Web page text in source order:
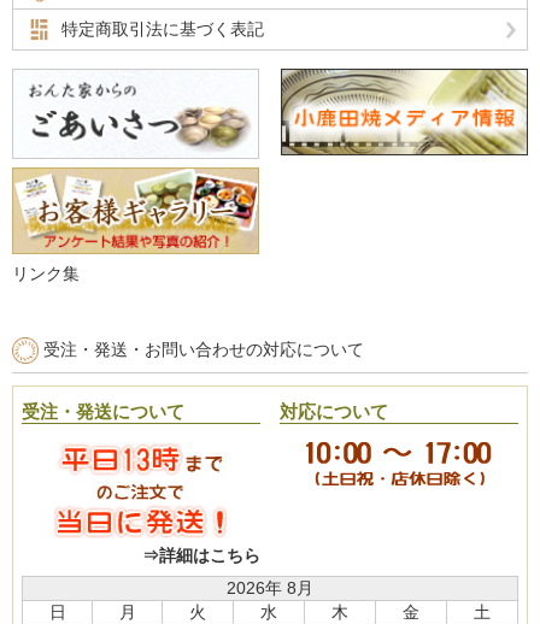
特定商取引法に基づく表記
リンク集
受注・発送・お問い合わせの対応について
受注・発送について
⇒詳細はこちら
対応について
2026年 8月
日
月 火 水 木 金
土